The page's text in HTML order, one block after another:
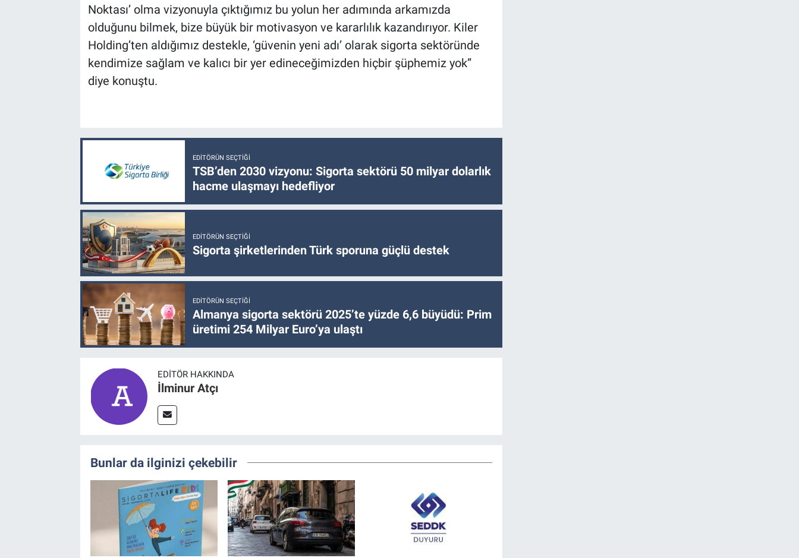
Noktası’ olma vizyonuyla çıktığımız bu yolun her adımında arkamızda
olduğunu bilmek, bize büyük bir motivasyon ve kararlılık kazandırıyor. Kiler
Holding’ten aldığımız destekle, ‘güvenin yeni adı’ olarak sigorta sektöründe
kendimize sağlam ve kalıcı bir yer edineceğimizden hiçbir şüphemiz yok”
diye konuştu.
EDITÖRÜN SEÇTIĞI
TSB’den 2030 vizyonu: Sigorta sektörü 50 milyar dolarlık
hacme ulaşmayı hedefliyor
EDITÖRÜN SEÇTIĞI
Sigorta şirketlerinden Türk sporuna güçlü destek
EDITÖRÜN SEÇTIĞI
Almanya sigorta sektörü 2025’te yüzde 6,6 büyüdü: Prim
üretimi 254 Milyar Euro’ya ulaştı
EDITÖR HAKKINDA
İlminur Atçı
Bunlar da ilginizi çekebilir